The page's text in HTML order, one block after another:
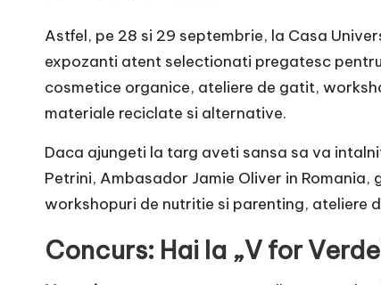
i
n
e
Astfel, pe 28 si 29 septembrie, la Casa
expozanti atent selectionati pregatesc
cosmetice organice, ateliere de gatit,
materiale reciclate si alternative.
Daca ajungeti la targ aveti sansa sa va
Petrini, Ambasador Jamie Oliver in
workshopuri de nutritie si parenting, ateliere
Concurs: Hai la „V for